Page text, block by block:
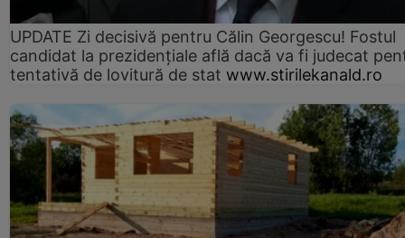
UPDATE Zi decisivă pentru Călin Georgescu! Fostul
candidat la prezidențiale află dacă va fi judecat
tentativă de lovitură de stat www.stirilekanald.ro